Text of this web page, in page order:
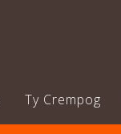
Ty Crempog